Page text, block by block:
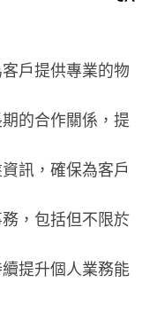
戶提供專業的物
的合作關係，提
訊，確保為客戶
，包括但不限於
提升個人業務能